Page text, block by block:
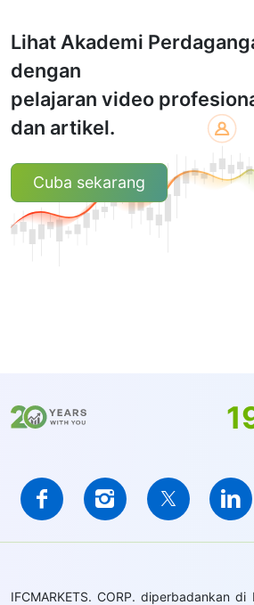
Lihat Akademi
dengan
pelajaran video
dan artikel.
Cuba sekarang
IFCMARKETS. CORP. diperbadankan